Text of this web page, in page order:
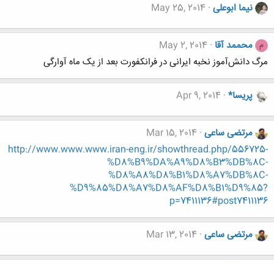
نیما ابوعلی May 25, 2014
م محممد آقا May 2, 2014
مرگ دانش‌آموز نخبه ایرانی در فرانکفورت بعد از یک ماه آوارگی
پریسا* Apr 9, 2014
مرتضی ساعی Mar 15, 2014
http://www.www.www.iran-eng.ir/showthread.php/556725-
%D8%B9%DA%A9%D8%B3%DB%8C-
%D8%A8%D8%B1%D8%A7%DB%8C-
%D9%85%D8%A7%D8%AF%D8%B1%D9%85?
p=7411136#post7411136
مرتضی ساعی Mar 13, 2014